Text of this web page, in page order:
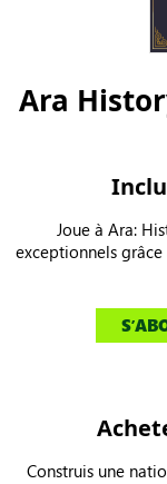
Ara
Joue à Ara:
exceptionnels
Construis une